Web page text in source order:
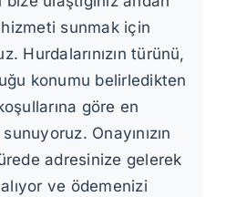
sunmak için
Hurdalarınızın türünü,
konumu belirledikten
göre en
Onayınızın
adresinize gelerek
alıyor ve ödemenizi